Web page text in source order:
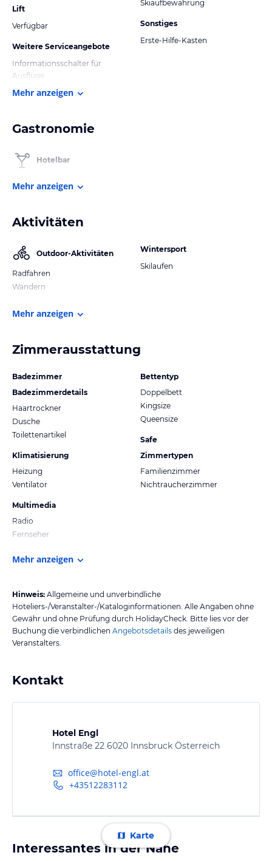
Lift
Verfügbar
Weitere Serviceangebote
Informationsschalter für
Ausflüge
Skiaufbewahrung
Sonstiges
Erste-Hilfe-Kasten
Mehr anzeigen
Gastronomie
Hotelbar
Mehr anzeigen
Aktivitäten
Outdoor-Aktivitäten
Radfahren
Wandern
Wintersport
Skilaufen
Mehr anzeigen
Zimmerausstattung
Badezimmer
Badezimmerdetails
Haartrockner
Dusche
Toilettenartikel
Klimatisierung
Heizung
Ventilator
Multimedia
Radio
Fernseher
Bettentyp
Doppelbett
Kingsize
Queensize
Safe
Zimmertypen
Familienzimmer
Nichtraucherzimmer
Mehr anzeigen
Hinweis: Allgemeine und unverbindliche
Hoteliers-/Veranstalter-/Kataloginformationen. Alle Angaben ohne
Gewähr und ohne Prüfung durch HolidayCheck. Bitte lies vor der
Buchung die verbindlichen Angebotsdetails des jeweiligen
Veranstalters.
Kontakt
Hotel Engl
Innstraße 22 6020 Innsbruck Österreich
office@hotel-engl.at
+43512283112
Karte
Interessantes in der Nähe